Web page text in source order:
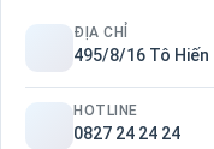
ĐỊA CHỈ
495/8/16 Tô Hiến
HOTLINE
0827 24 24 24